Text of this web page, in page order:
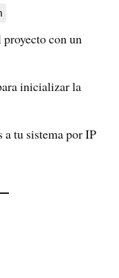
con un
inicializar la
a tu sistema por IP